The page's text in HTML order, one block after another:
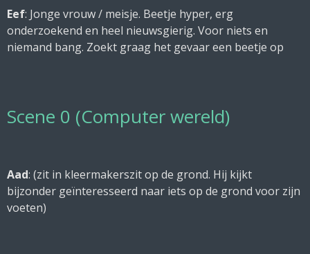
Eef: Jonge vrouw / meisje. Beetje hyper, erg
onderzoekend en heel nieuwsgierig. Voor niets en
niemand bang. Zoekt graag het gevaar een beetje op
Scene 0 (Computer wereld)
Aad: (zit in kleermakerszit op de grond. Hij kijkt
bijzonder geïnteresseerd naar iets op de grond voor zijn
voeten)